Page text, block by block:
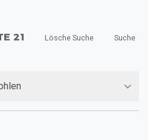
21 Lösche Suche Suche